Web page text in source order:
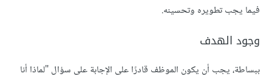
فيما يجب تطويره وتحسينه.
وجود الهدف
ببساطة، يجب أن يكون الموظف قادرًا على الإجابة على سؤال "لماذا أنا